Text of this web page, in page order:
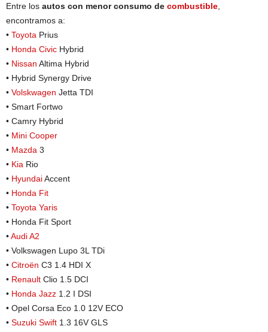
Entre los autos con menor consumo de combustible
encontramos a:
• Toyota Prius
• Honda Civic Hybrid
• Nissan Altima Hybrid
• Hybrid Synergy Drive
• Volskwagen Jetta TDI
• Smart Fortwo
• Camry Hybrid
• Mini Cooper
• Mazda 3
• Kia Rio
• HyundaiAccent
• Honda Fit
• Toyota Yaris
• Honda Fit Sport
•Audi A2
• Volkswagen Lupo 3L TDi
• Citroën C3 1.4 HDI X
• Renault Clio 1.5 DCI
• Honda Jazz 1.2 I DSI
• Opel Corsa Eco 1.0 12V ECO
• Suzuki Swift 1.3 16V GLS